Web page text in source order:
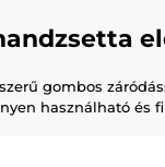
gombos
használható és